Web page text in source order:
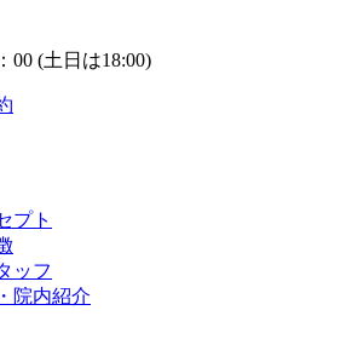
00 (土日は18:00)
プト
ッフ
院内紹介